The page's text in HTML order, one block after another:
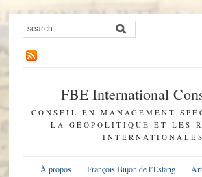
FBE International
CONSEIL EN MANAGEMENT
LA GÉOPOLITIQUE ET LES
INTERNATIONALES
À propos François Bujon de l’Estang